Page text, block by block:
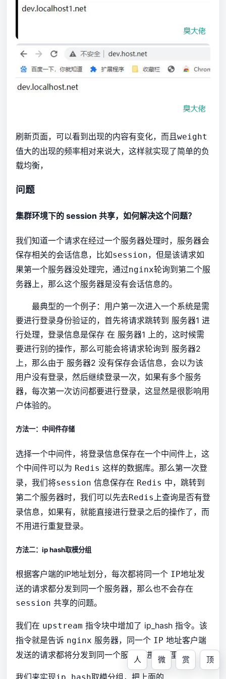
刷新页面，可以看到出现的内容有变化，而且weight
值大的出现的频率相对来说大，这样就实现了简单的负
载均衡，
问题
集群环境下的 session 共享，如何解决这个问题？
我们知道一个请求在经过一个服务器处理时，服务器会
保存相关的会话信息，比如session，但是该请求如
果第一个服务器没处理完，通过nginx轮询到第二个服
务器上，那么这个服务器是没有会话信息的。
最典型的一个例子：用户第一次进入一个系统是需
要进行登录身份验证的，首先将请求跳转到 服务器1 进
行处理，登录信息是保存 在 服务器1 上的，这时候需
要进行别的操作，那么可能会将请求轮询到 服务器2
上，那么由于 服务器2 没有保存会话信息，会以为该
用户没有登录，然后继续登录一次，如果有多个服务
器，每次第一次访问都要进行登录，这显然是很影响用
户体验的。
方法一：中间件存储
选择一个中间件，将登录信息保存在一个中间件上，这
个中间件可以为 Redis 这样的数据库。那么第一次登
录，我们将session 信息保存在 Redis 中，跳转到
第二个服务器时，我们可以先去Redis 上查询是否有登
录信息，如果有，就能直接进行登录之后的操作了，而
不用进行重复登录。
方法二：ip hash取模分组
根据客户端的IP地址划分，每次都将同一个 IP地址发
送的请求都分发到同一个服务器，那么也不会存在
session 共享的问题。
我们在 upstream 指令块中增加了 ip_hash 指令。该
指令就是告诉 nginx 服务器，同一个 IP 地址客户端
发送的请求都将分发到同一个服务器进行处理。
我们来实现 取模分组，把上面的
人 微 赏 顶